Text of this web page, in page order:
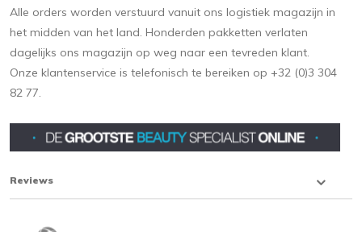
Alle orders worden verstuurd vanuit ons logistiek magazijn in
het midden van het land. Honderden pakketten verlaten
dagelijks ons magazijn op weg naar een tevreden klant.
Onze klantenservice is telefonisch te bereiken op +32 (0)3 304
82 77.
Reviews